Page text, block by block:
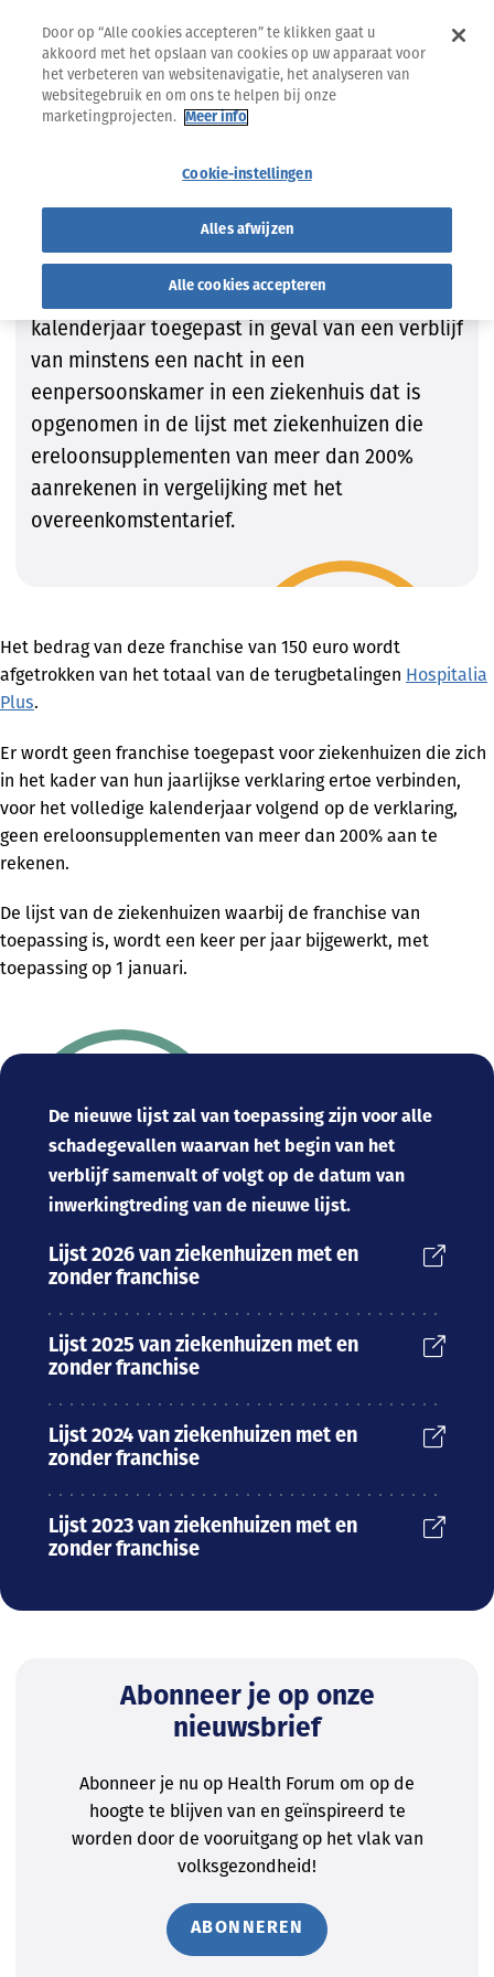
Lijst van ziekenhuizen met en
zonder franchise
Er wordt een franchise van 150 euro per
kalenderjaar toegepast in geval van een verblijf
van minstens een nacht in een
eenpersoonskamer in een ziekenhuis dat is
opgenomen in de lijst met ziekenhuizen die
ereloonsupplementen van meer dan 200%
aanrekenen in vergelijking met het
overeenkomstentarief.
Het bedrag van deze franchise van 150 euro wordt
afgetrokken van het totaal van de terugbetalingen Hospitalia
Plus.
Er wordt geen franchise toegepast voor ziekenhuizen die zich
in het kader van hun jaarlijkse verklaring ertoe verbinden,
voor het volledige kalenderjaar volgend op de verklaring,
geen ereloonsupplementen van meer dan 200% aan te
rekenen.
De lijst van de ziekenhuizen waarbij de franchise van
toepassing is, wordt een keer per jaar bijgewerkt, met
toepassing op 1 januari.
De nieuwe lijst zal van toepassing zijn voor alle
schadegevallen waarvan het begin van het
verblijf samenvalt of volgt op de datum van
inwerkingtreding van de nieuwe lijst.
Lijst 2026 van ziekenhuizen met en
zonder franchise
Lijst 2025 van ziekenhuizen met en
zonder franchise
Lijst 2024 van ziekenhuizen met en
zonder franchise
Lijst 2023 van ziekenhuizen met en
zonder franchise
Abonneer je op onze
nieuwsbrief
Abonneer je nu op Health Forum om op de
hoogte te blijven van en geïnspireerd te
worden door de vooruitgang op het vlak van
volksgezondheid!
ABONNEREN
Door op “Alle cookies accepteren” te klikken gaat u
akkoord met het opslaan van cookies op uw apparaat voor
het verbeteren van websitenavigatie, het analyseren van
websitegebruik en om ons te helpen bij onze
marketingprojecten.
Meer info
Cookie-instellingen
Alles afwijzen
Alle cookies accepteren